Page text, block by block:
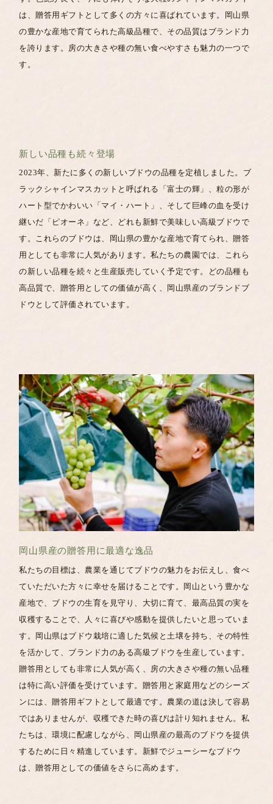
は、贈答用ギフトとして多くの方々に喜ばれています。岡山県
の豊かな産地で育てられた高級品種で、その品質はブランド力
を誇ります。房の大きさや種の無い食べやすさも魅力の一つで
す。
新しい品種も続々登場
2023年、新たに多くの新しいブドウの品種を定植しました。ブ
ラックシャインマスカットと呼ばれる「富士の輝」、粒の形が
ハート型でかわいい「マイ・ハート」、そして巨峰の血を受け
継いだ「ピオーネ」など、どれも新鮮で美味しい高級ブドウで
す。これらのブドウは、岡山県の豊かな産地で育てられ、贈答
用としても非常に人気があります。私たちの農園では、これら
の新しい品種を続々と生産販売していく予定です。どの品種も
高品質で、贈答用としての価値が高く、岡山県産のブランドブ
ドウとして評価されています。
岡山県産の贈答用に最適な逸品
私たちの目標は、農業を通じてブドウの魅力をお伝えし、食べ
ていただいた方々に幸せを届けることです。岡山という豊かな
産地で、ブドウの生育を見守り、大切に育て、最高品質の実を
収穫することで、人々に喜びや感動を提供したいと思っていま
す。
岡山県はブドウ栽培に適した気候と土壌を持ち、その特性
を活かして、ブランド力のある高級ブドウを生産しています。
贈答用としても非常に人気が高く、房の大きさや種の無い品種
は特に高い評価を受けています。贈答用と家庭用などのシーズ
ンには、贈答用ギフトとして最適です。 農業の道は決して容易
ではありませんが、収穫できた時の喜びは計り知れません。私
たちは、環境に配慮しながら、岡山県産の最高のブドウを提供
するために日々精進しています。新鮮でジューシーなブドウ
は、贈答用としての価値をさらに高めます。